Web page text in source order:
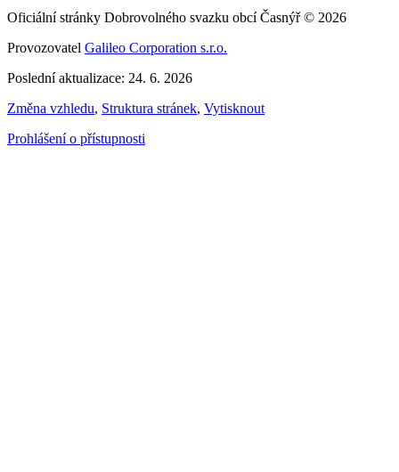
Oficiální stránky Dobrovolného svazku obcí Časnýř © 2026
Provozovatel Galileo Corporation s.r.o.
Poslední aktualizace: 24. 6. 2026
Změna vzhledu, Struktura stránek, Vytisknout
Prohlášení o přístupnosti